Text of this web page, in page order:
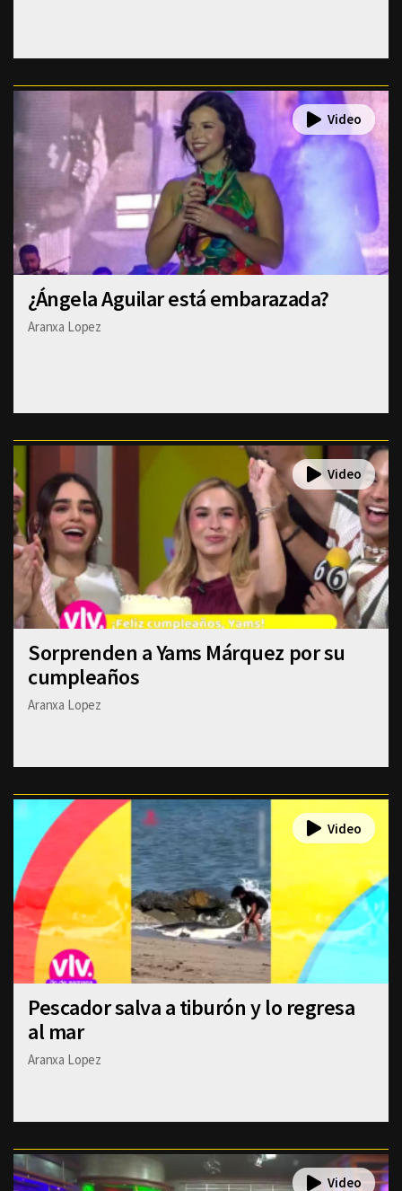
¿Ángela Aguilar está embarazada?
Aranxa Lopez
Sorprenden a Yams Márquez por su
cumpleaños
Aranxa Lopez
Pescador salva a tiburón y lo regresa
al mar
Aranxa Lopez